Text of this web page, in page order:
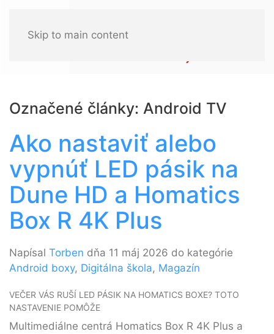
Skip to main content
Označené články: Android TV
Ako nastaviť alebo
vypnúť LED pásik na
Dune HD a Homatics
Box R 4K Plus
Napísal Torben dňa 11 máj 2026 do kategórie
Android boxy, Digitálna škola, Magazín
VEČER VÁS RUŠÍ LED PÁSIK NA HOMATICS BOXE? TOTO
NASTAVENIE POMÔŽE
Multimediálne centrá Homatics Box R 4K Plus a